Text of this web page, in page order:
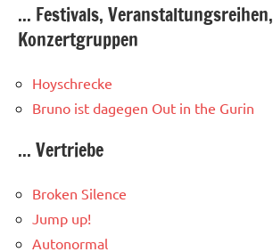
... Festivals, Veranstaltungsreihen,
Konzertgruppen
Hoyschrecke
Bruno ist dagegen Out in the Gurin
... Vertriebe
Broken Silence
Jump up!
Autonormal